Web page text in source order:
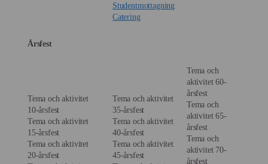
Studentmottagning
Catering
Årsfest
Tema och aktivitet
10-årsfest
Tema och aktivitet
15-årsfest
Tema och aktivitet
20-årsfest
Tema och aktivitet
35-årsfest
Tema och aktivitet
40-årsfest
Tema och aktivitet
45-årsfest
Tema och
aktivitet 60-
årsfest
Tema och
aktivitet 65-
årsfest
Tema och
aktivitet 70-
årsfest